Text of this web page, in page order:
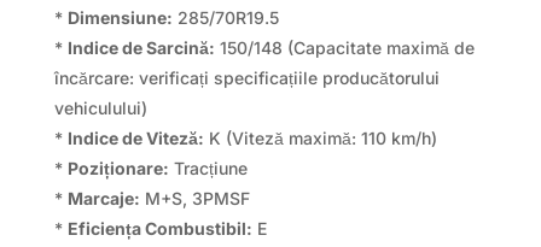
* Dimensiune: 285/70R19.5
* Indice de Sarcină: 150/148 (Capacitate maximă de
încărcare: verificați specificațiile producătorului
vehiculului)
* Indice de Viteză: K (Viteză maximă: 110 km/h)
* Poziționare: Tracțiune
* Marcaje: M+S, 3PMSF
* Eficiența Combustibil: E